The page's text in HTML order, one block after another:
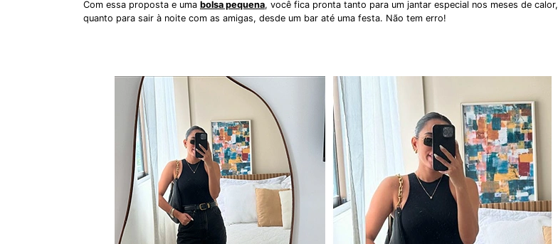
Com essa proposta e uma bolsa pequena, você fica pronta tanto para um jantar especial nos meses de calor,
quanto para sair à noite com as amigas, desde um bar até uma festa. Não tem erro!